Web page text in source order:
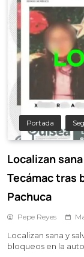
Portada
Localizan
Tecámac tras
Pachuca
Pepe Reyes
Localizan sana y
bloqueos en la